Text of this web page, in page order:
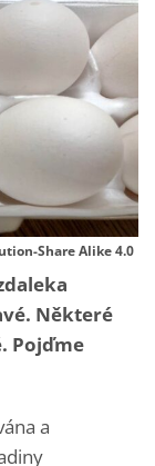
Share Alike 4.0
Některé
Pojďme
a